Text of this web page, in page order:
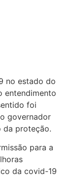
no estado do
entendimento
foi
governador
da proteção.
para a
da covid-19